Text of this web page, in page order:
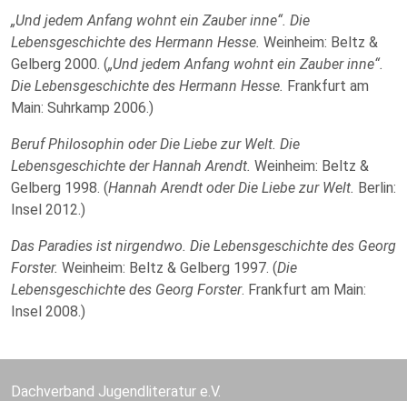
„Und jedem Anfang wohnt ein Zauber inne“. Die
Lebensgeschichte des Hermann Hesse. Weinheim: Beltz &
Gelberg 2000. („Und jedem Anfang wohnt ein Zauber inne“.
Die Lebensgeschichte des Hermann Hesse. Frankfurt am
Main: Suhrkamp 2006.)
Beruf Philosophin oder Die Liebe zur Welt. Die
Lebensgeschichte der Hannah Arendt. Weinheim: Beltz &
Gelberg 1998. (Hannah Arendt oder Die Liebe zur Welt. Berlin:
Insel 2012.)
Das Paradies ist nirgendwo. Die Lebensgeschichte des Georg
Forster. Weinheim: Beltz & Gelberg 1997. (Die
Lebensgeschichte des Georg Forster. Frankfurt am Main:
Insel 2008.)
Dachverband Jugendliteratur e.V.